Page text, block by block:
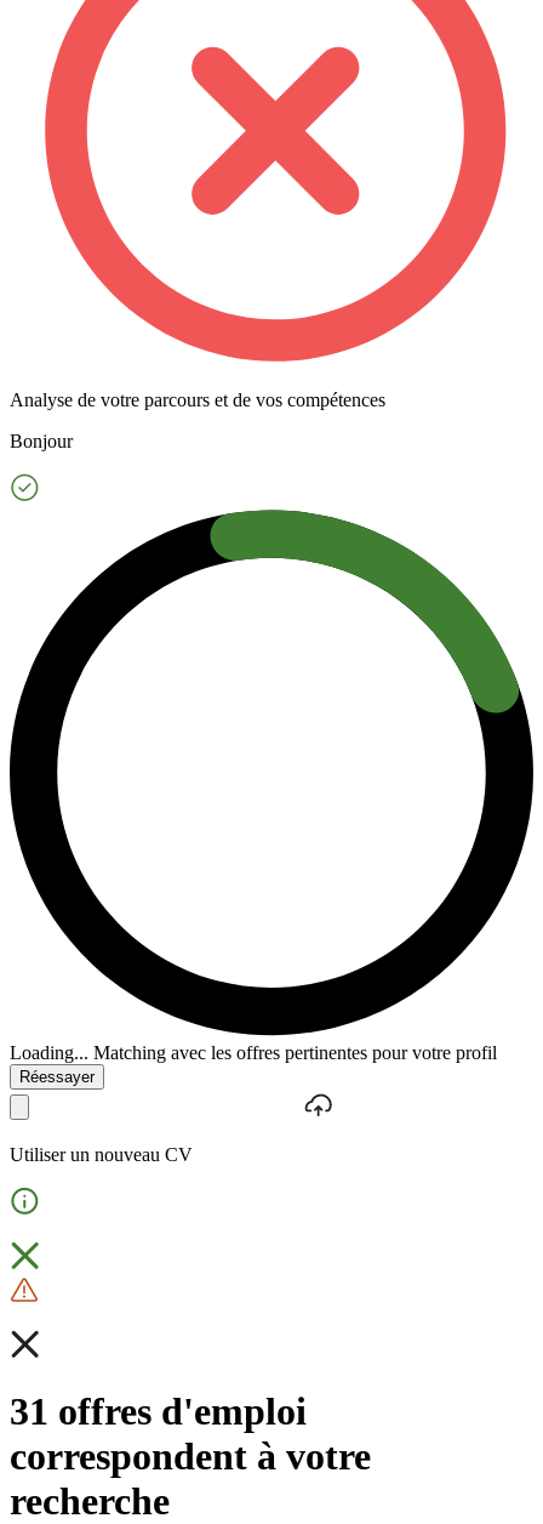
Analyse de votre parcours et de vos compétences
Bonjour
Loading... Matching avec les offres pertinentes pour votre profil
Réessayer
Utiliser un nouveau CV
31 offres d'emploi
correspondent à votre
recherche